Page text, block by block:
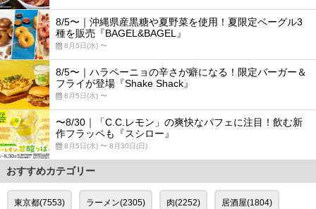
8/5〜｜沖縄県産黒糖や夏野菜を使用！夏限定ベーグル3
種を販売『BAGEL&BAGEL』
8月5日(水) 〜
8/5〜｜ハラペーニョの辛さが癖になる！限定バーガー＆
フライが登場『Shake Shack』
8月5日(水) 〜
〜8/30｜「C.C.レモン」の爽快なパフェに注目！飲む新
作フラッペも『スシロー』
8月5日(水) 〜 8月30日(日)
おすすめカテゴリー
東京都(7553) ラーメン(2305) 肉(2252) 居酒屋(1804)